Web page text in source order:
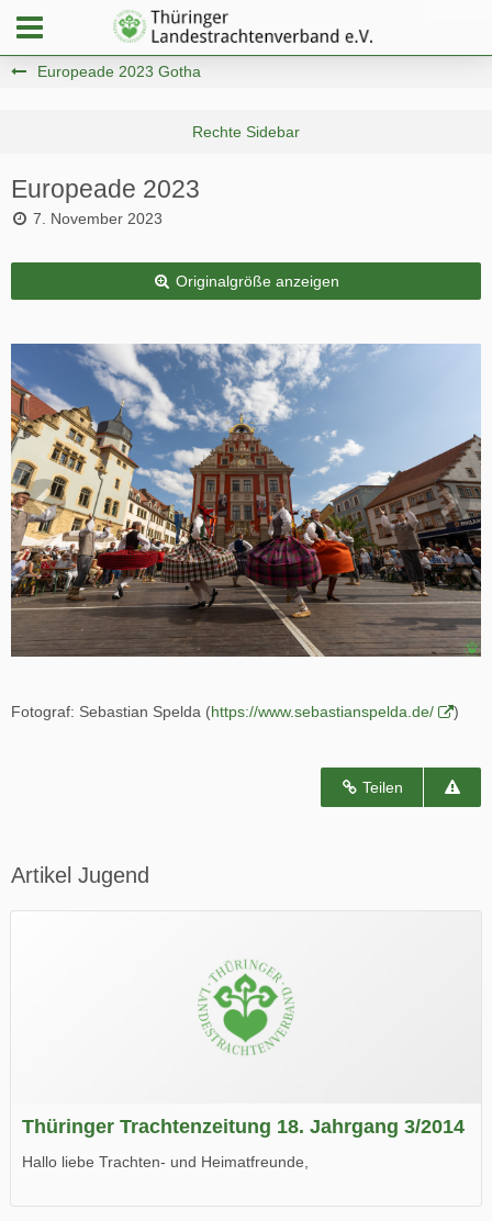
Europeade 2023 Gotha
Europeade 2023
7. November 2023
Originalgröße anzeigen
Fotograf: Sebastian Spelda (https://www.sebastianspelda.de/ )
Teilen
Artikel Jugend
Thüringer Trachtenzeitung 18. Jahrgang 3/2014
Hallo liebe Trachten- und Heimatfreunde,